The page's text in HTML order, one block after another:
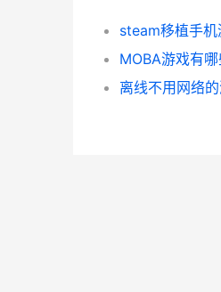
steam移植手
MOBA游戏有
离线不用网络